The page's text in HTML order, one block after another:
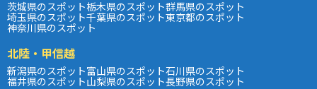
茨城県のスポット栃木県のスポット群馬県のスポット
埼玉県のスポット千葉県のスポット東京都のスポット
神奈川県のスポット
北陸・甲信越
新潟県のスポット富山県のスポット石川県のスポット
福井県のスポット山梨県のスポット長野県のスポット